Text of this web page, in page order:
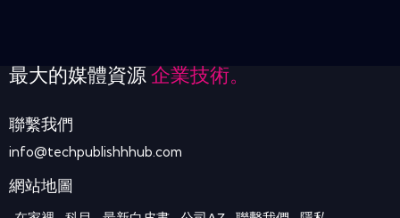
最大的媒體資源 企業技術。
聯繫我們
info@techpublishhhub.com
網站地圖